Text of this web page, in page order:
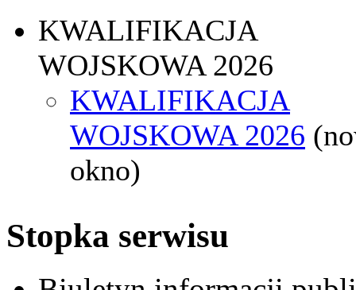
KWALIFIKACJA
WOJSKOWA 2026
KWALIFIKACJA
WOJSKOWA 2026
okno)
Stopka serwisu